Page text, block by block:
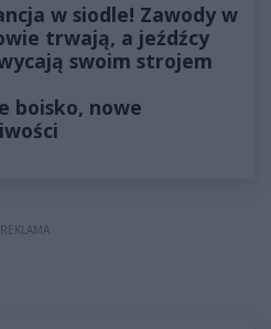
w siodle! Zawody w
trwają, a jeźdźcy
swoim strojem
boisko, nowe
REKLAMA